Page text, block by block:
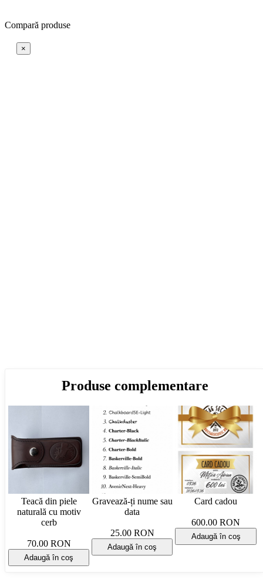
Compară produse
×
Produse complementare
Teacă din piele
naturală cu motiv
cerb
70.00 RON
Adaugă în coş
Gravează-ți nume sau
data
25.00 RON
Adaugă în coş
Card cadou
600.00 RON
Adaugă în coş